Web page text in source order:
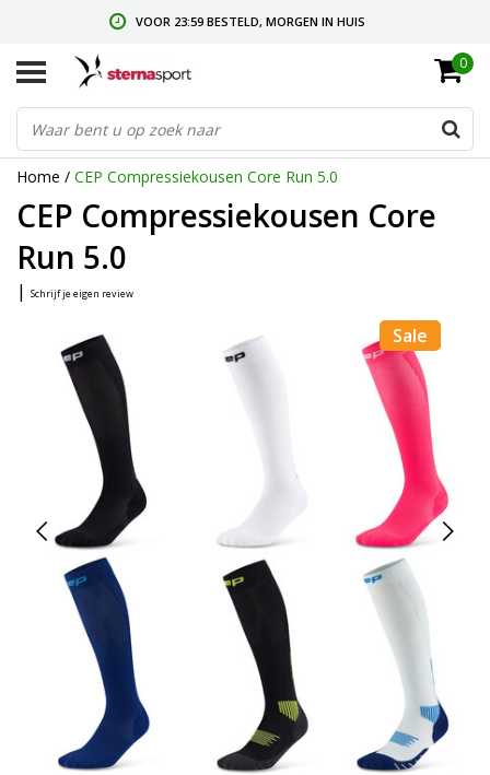
VOOR 23:59 BESTELD, MORGEN IN HUIS
GRATIS RETOURNEREN & RUILEN
0
Home / CEP Compressiekousen Core Run 5.0
CEP Compressiekousen Core
Run 5.0
| Schrijf je eigen review
Sale